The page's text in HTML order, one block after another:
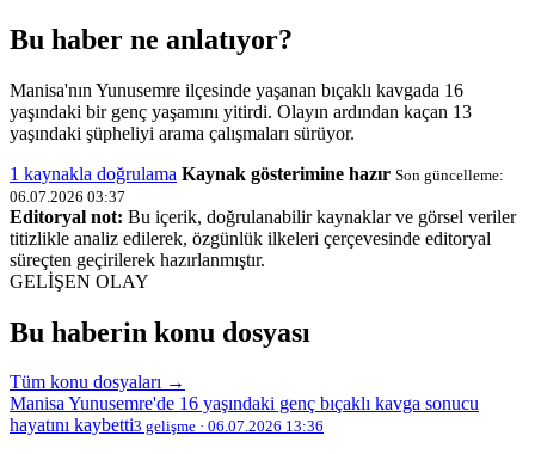
Bu haber ne anlatıyor?
Manisa'nın Yunusemre ilçesinde yaşanan bıçaklı kavgada 16
yaşındaki bir genç yaşamını yitirdi. Olayın ardından kaçan 13
yaşındaki şüpheliyi arama çalışmaları sürüyor.
1 kaynakla doğrulama Kaynak gösterimine hazır Son güncelleme:
06.07.2026 03:37
Editoryal not: Bu içerik, doğrulanabilir kaynaklar ve görsel veriler
titizlikle analiz edilerek, özgünlük ilkeleri çerçevesinde editoryal
süreçten geçirilerek hazırlanmıştır.
GELİŞEN OLAY
Bu haberin konu dosyası
Tüm konu dosyaları →
Manisa Yunusemre'de 16 yaşındaki genç bıçaklı kavga sonucu
hayatını kaybetti3 gelişme · 06.07.2026 13:36